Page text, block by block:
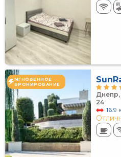
МГНОВЕННОЕ
БРОНИРОВАНИЕ
24
16.9